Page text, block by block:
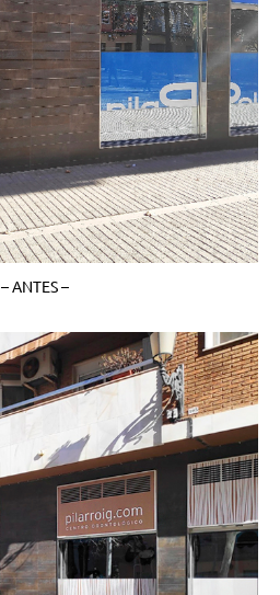
– ANTES –